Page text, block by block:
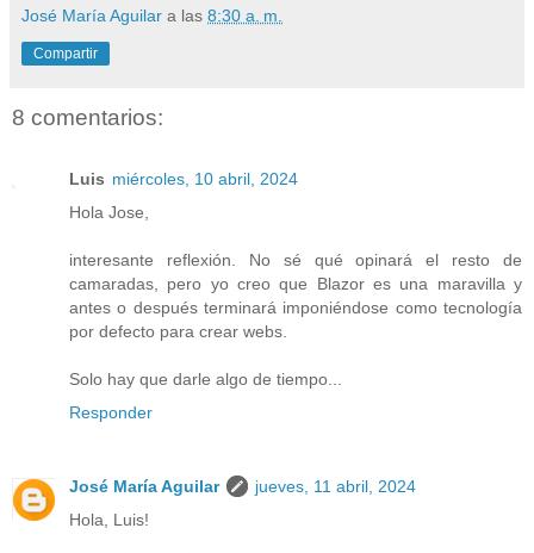
José María Aguilar a las 8:30 a. m.
Compartir
8 comentarios:
Luis miércoles, 10 abril, 2024
Hola Jose,
interesante reflexión. No sé qué opinará el resto de
camaradas, pero yo creo que Blazor es una maravilla y
antes o después terminará imponiéndose como tecnología
por defecto para crear webs.
Solo hay que darle algo de tiempo...
Responder
José María Aguilar
jueves, 11 abril, 2024
Hola, Luis!